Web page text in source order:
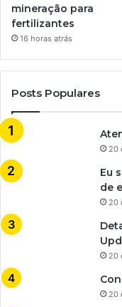
mineração para
fertilizantes
16 horas atrás
Posts Populares
20
Eu
de
20
20
20